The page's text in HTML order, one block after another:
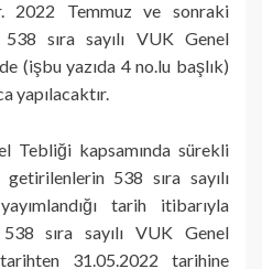
2022 Temmuz ve sonraki
sıra sayılı VUK Genel
(işbu yazıda 4 no.lu başlık)
yapılacaktır.
Tebliği kapsamında sürekli
538 sıra sayılı
tarih itibarıyla
sıra sayılı VUK Genel
tarihten 31.05.2022 tarihine